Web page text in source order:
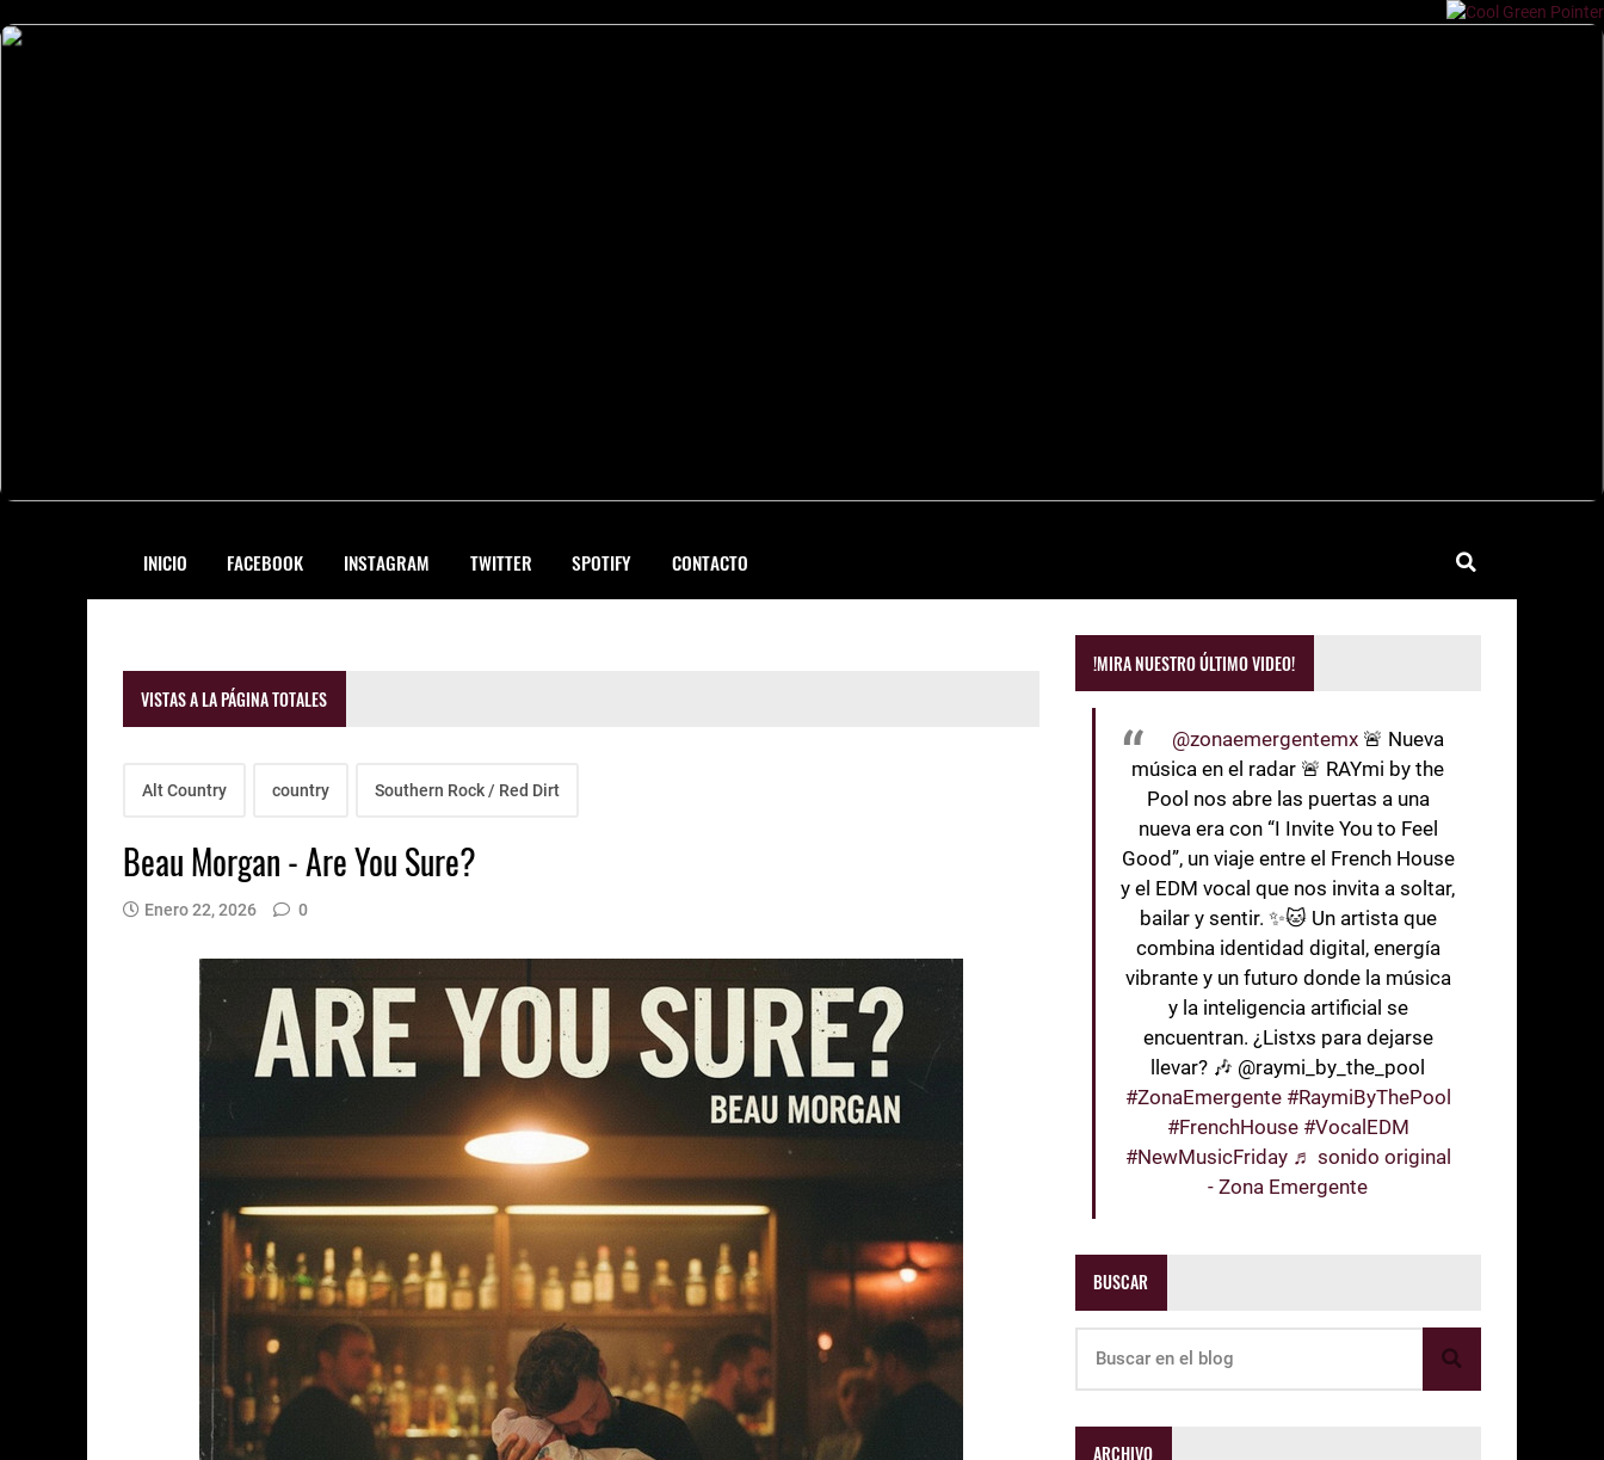
INICIO FACEBOOK INSTAGRAM TWITTER SPOTIFY CONTACTO
VISTAS A LA PÁGINA TOTALES
Alt Country country Southern Rock / Red Dirt
Beau Morgan - Are You Sure?
Enero 22, 2026 0
!MIRA NUESTRO ÚLTIMO VIDEO!
@zonaemergentemx 🚨 Nueva
música en el radar 🚨 RAYmi by the
Pool nos abre las puertas a una
nueva era con “I Invite You to Feel
Good”, un viaje entre el French House
y el EDM vocal que nos invita a soltar,
bailar y sentir. ✨🐱 Un artista que
combina identidad digital, energía
vibrante y un futuro donde la música
y la inteligencia artificial se
encuentran. ¿Listxs para dejarse
llevar? 🎶 @raymi_by_the_pool
#ZonaEmergente #RaymiByThePool
#FrenchHouse #VocalEDM
#NewMusicFriday ♬ sonido original
- Zona Emergente
BUSCAR
ARCHIVO